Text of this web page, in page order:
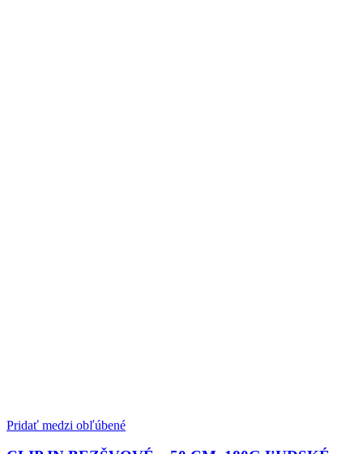
Pridať medzi obľúbené